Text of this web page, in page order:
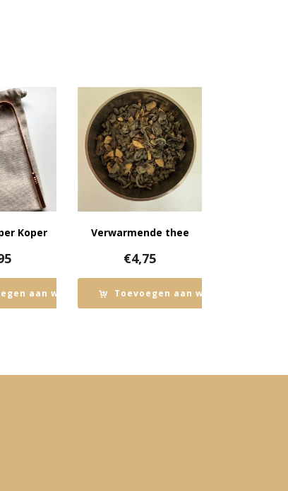
Koper
aan winkelwagen
Verwarmende thee
€4,75
Toevoegen aan winkelwagen